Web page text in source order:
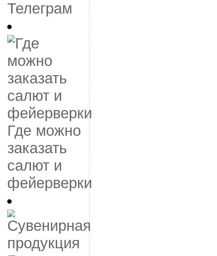
Телеграм
Где можно
заказать
салют и
фейерверки